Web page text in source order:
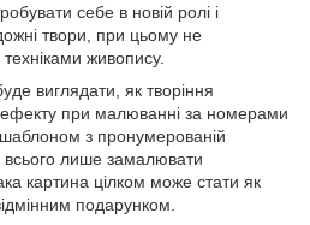
себе в новій ролі і
твори, при цьому не
живопису.
виглядати, як творіння
при малюванні за номерами
з пронумерованій
лише замалювати
картина цілком може стати як
подарунком.